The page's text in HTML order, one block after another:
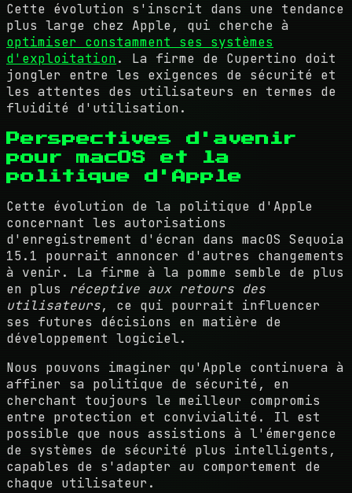
Cette évolution s'inscrit dans une tendance
plus large chez Apple, qui cherche à
optimiser constamment ses systèmes
d'exploitation. La firme de Cupertino doit
jongler entre les exigences de sécurité et
les attentes des utilisateurs en termes de
fluidité d'utilisation.
Perspectives d'avenir
pour macOS et la
politique d'Apple
Cette évolution de la politique d'Apple
concernant les autorisations
d'enregistrement d'écran dans macOS Sequoia
15.1 pourrait annoncer d'autres changements
à venir. La firme à la pomme semble de plus
en plus réceptive aux retours des
utilisateurs, ce qui pourrait influencer
ses futures décisions en matière de
développement logiciel.
Nous pouvons imaginer qu'Apple continuera à
affiner sa politique de sécurité, en
cherchant toujours le meilleur compromis
entre protection et convivialité. Il est
possible que nous assistions à l'émergence
de systèmes de sécurité plus intelligents,
capables de s'adapter au comportement de
chaque utilisateur.